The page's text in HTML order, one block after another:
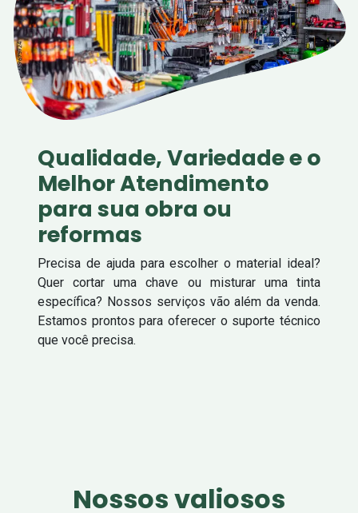
Qualidade, Variedade e o
Melhor Atendimento
para sua obra ou
reformas
Precisa de ajuda para escolher o material ideal?
Quer cortar uma chave ou misturar uma tinta
específica? Nossos serviços vão além da venda.
Estamos prontos para oferecer o suporte técnico
que você precisa.
Nossos valiosos